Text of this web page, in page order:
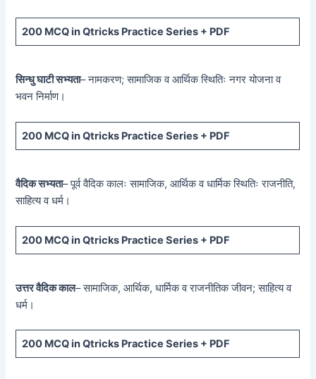
200 MCQin Qtricks Practice Series + PDF
सिन्धु घाटी सभ्यता– नामकरण; सामाजिक व आर्थिक स्थितिः नगर योजना व
भवन निर्माण।
200 MCQin Qtricks Practice Series + PDF
वैदिक सभ्यता– पूर्व वैदिक कालः सामाजिक, आर्थिक व धार्मिक स्थितिः राजनीति,
साहित्य व धर्म।
200 MCQin Qtricks Practice Series + PDF
उत्तर वैदिक काल– सामाजिक, आर्थिक, धार्मिक व राजनीतिक जीवन; साहित्य व
धर्म।
200 MCQin Qtricks Practice Series + PDF